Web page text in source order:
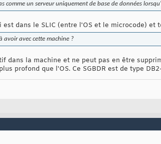
comme un serveur uniquement de base de données
est dans le SLIC (entre l'OS et le microcode)
avoir avec cette machine ?
dans la machine et ne peut pas en être
profond que l'OS. Ce SGBDR est de type